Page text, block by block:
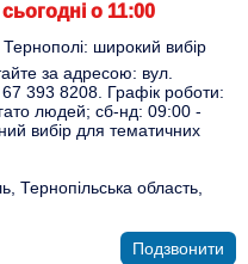
о 11:00
широкий вибір
за адресою: вул.
393 8208. Графік роботи:
людей; сб-нд: 09:00 -
вибір для тематичних
Тернопільська область,
Подзвонити